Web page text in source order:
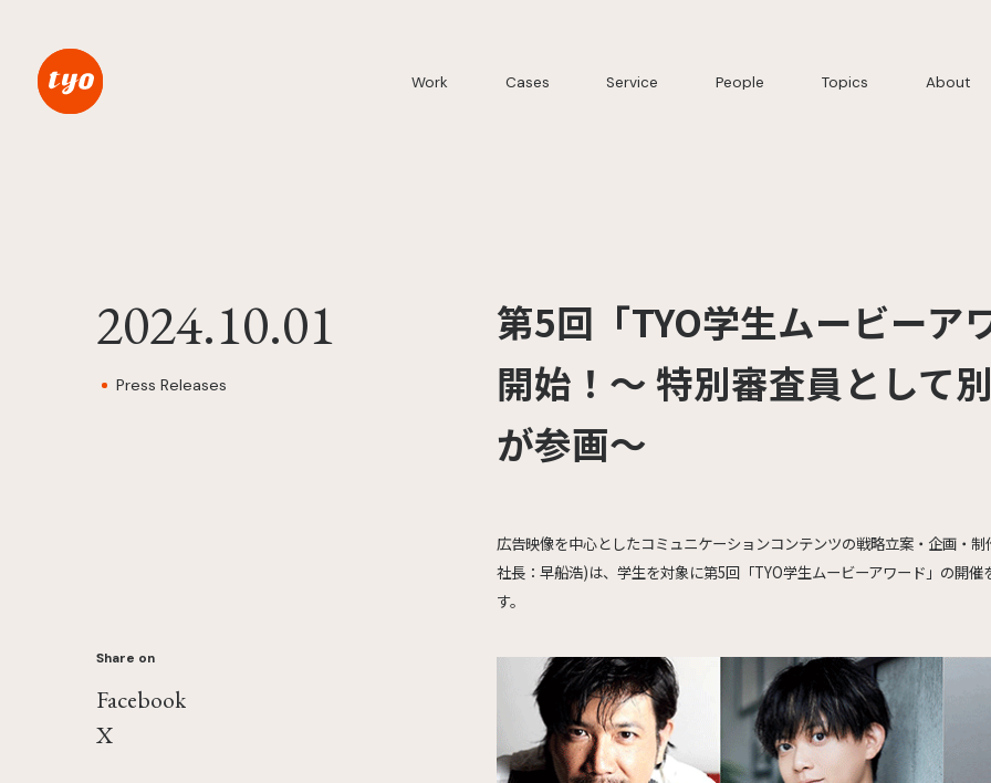
Work Cases Service People Topics About
2024.10.01
Press Releases
Share on
Facebook
X
第5回「TYO学生ムービーア
開始！～ 特別審査員として
が参画～
広告映像を中心としたコミュニケーションコンテンツの戦略立案・企画・
社長：早船浩)は、学生を対象に第5回「TYO学生ムービーアワード」の開
す。